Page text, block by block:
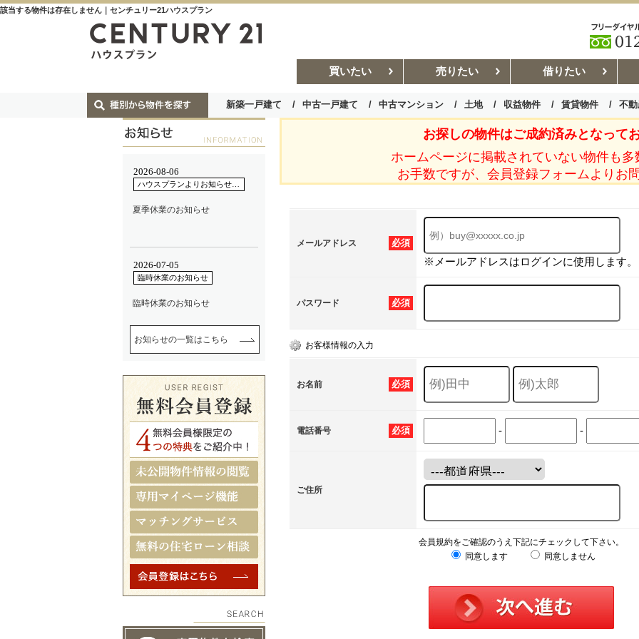
該当する物件は存在しません｜センチュリー21ハウスプラン
買いたい 売りたい 借りたい
新築一戸建て 中古一戸建て 中古マンション 土地 収益物件 賃貸物件 不
お部屋探しコラム 賃貸管理コ
お探しの物件はご成約済みとなってお
ホームページに掲載されていない物件も多
お手数ですが、会員登録フォームよりお
必須
メールアドレス
※メールアドレスはログインに使用します。
必須
パスワード
お客様情報の入力
必須
お名前
必須
電話番号 - -
ご住所
会員規約をご確認のうえ下記にチェックして下さい。
同意します
同意しません
お知らせの一覧はこちら